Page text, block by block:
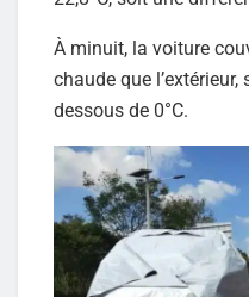
À minuit, la voiture
chaude que
dessous de 0°C.